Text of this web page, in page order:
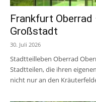
Frankfurt
Großstadt
30. Juli 2026
Stadtteilleben Oberrad
Stadtteilen, die ihren
nicht nur an den